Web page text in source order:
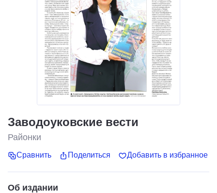
Заводоуковские вести
Районки
Сравнить Поделиться Добавить в избранное
Об издании